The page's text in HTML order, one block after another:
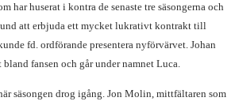
har huserat i kontra de senaste tre säsongerna och
att erbjuda ett mycket lukrativt kontrakt till
fd. ordförande presentera nyförvärvet. Johan
fansen och går under namnet Luca.
säsongen drog igång. Jon Molin, mittfältaren som